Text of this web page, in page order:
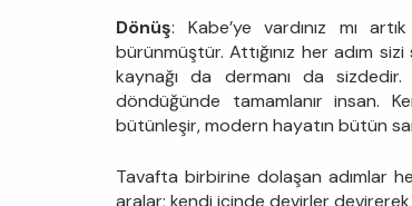
Dönüş: Kabe’ye vardınız mı
bürünmüştür. Attığınız her adım
kaynağı da dermanı da
döndüğünde tamamlanır insan.
bütünleşir, modern hayatın bütün
Tavafta birbirine dolaşan adımlar
aralar; kendi içinde devirler